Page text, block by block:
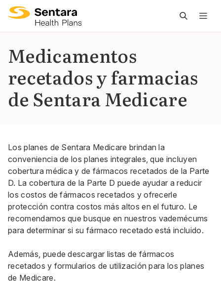
Medicamentos
recetados y farmacias
de Sentara Medicare
Los planes de Sentara Medicare brindan la
conveniencia de los planes integrales, que incluyen
cobertura médica y de fármacos recetados de la Parte
D. La cobertura de la Parte D puede ayudar a reducir
los costos de fármacos recetados y ofrecerle
protección contra costos más altos en el futuro. Le
recomendamos que busque en nuestros vademécums
para determinar si su fármaco recetado está incluido.
Además, puede descargar listas de fármacos
recetados y formularios de utilización para los planes
de Medicare.